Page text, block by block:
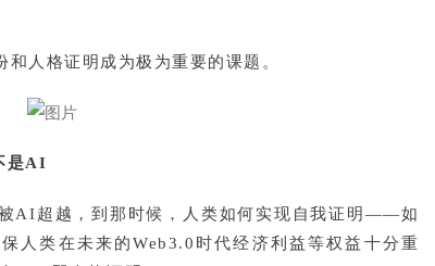
人格证明成为极为重要的课题。
是AI
AI超越，到那时候，人类如何实现自我证明——如
人类在未来的Web3.0时代经济利益等权益十分重